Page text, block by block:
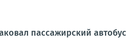
пассажирский автобус